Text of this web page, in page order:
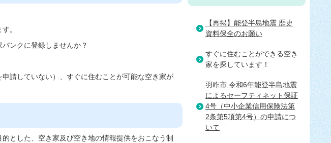
。
ンクに登録しませんか？
請していない）、すぐに住むことが可能な空き家が
とした、空き家及び空き地の情報提供をおこなう制
【再掲】能登半島地震 歴史
資料保全のお願い
すぐに住むことができる空き
家を探しています！
羽咋市 令和6年能登半島地震
によるセーフティネット保証
4号（中小企業信用保険法第
2条第5項第4号）の申請につ
いて